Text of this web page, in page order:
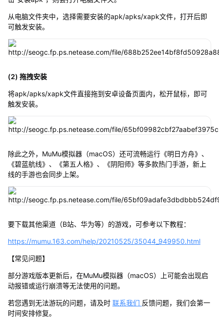
从电脑文件夹中，选择需要安装的apk/apks/xapk文件，打开后即
可触发安装。
(2) 拖拽安装
将apk/apks/xapk文件直接拖到安卓设备页面内，松开鼠标，即可
触发安装。
除此之外，MuMu模拟器（macOS）还可流畅运行《明日方舟》、
《碧蓝航线》、《第五人格》、《阴阳师》等多款热门手游，新上
线的手游也会同步上架。
要下载其他渠道（B站、华为等）的游戏，可参考以下教程：
https://mumu.163.com/help/20210525/35044_949950.html
【常见问题】
部分游戏版本更新后，在MuMu模拟器（macOS）上可能会出现启
动报错或运行崩溃等无法使用的问题。
若您遇到无法游玩的问题，请及时 联系我们 反馈问题，我们会第一
时间安排修复。